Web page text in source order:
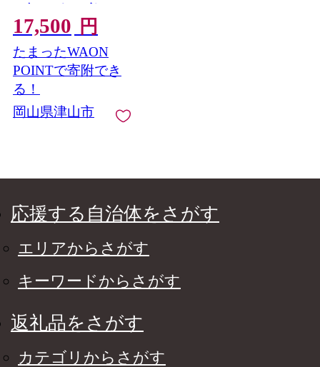
ット2kg_シャインマス
カット 訳あり ぶどう
葡萄 ブドウ 果物 くだ
もの フルーツ 岡山県
津山市 家庭用 自宅用
産直 産地直送 送料無
料【1428073】
17,500 円
たまったWAON
POINTで寄附でき
る！
岡山県津山市
応援する自治体をさがす
エリアからさがす
キーワードからさがす
返礼品をさがす
カテゴリからさがす